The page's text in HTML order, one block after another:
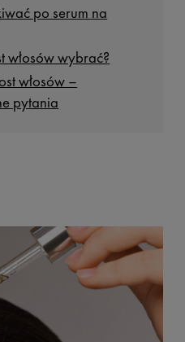
po serum na
włosów wybrać?
włosów –
pytania